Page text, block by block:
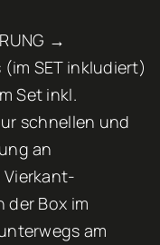
→
SET inkludiert)
Set inkl.
schnellen und
an
der Box im
am